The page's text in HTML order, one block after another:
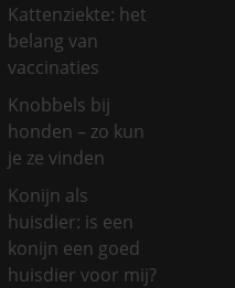
Kattenziekte: het
belang van
vaccinaties
Knobbels bij
honden – zo kun
je ze vinden
Konijn als
huisdier: is een
konijn een goed
huisdier voor mij?